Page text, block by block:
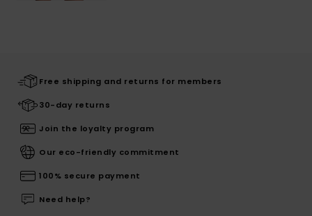
Free shipping and returns for members
30-day returns
Join the loyalty program
Our eco-friendly commitment
100% secure payment
Need help?